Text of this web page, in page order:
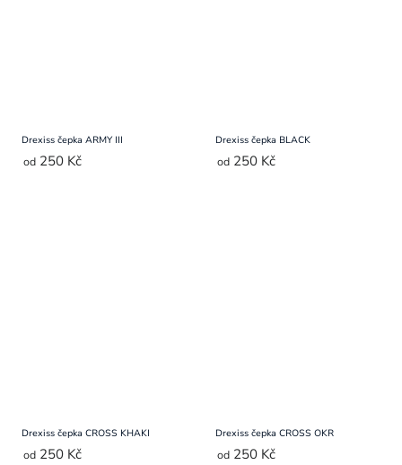
Drexiss čepka ARMY III
od 250 Kč
Drexiss čepka BLACK
od 250 Kč
Drexiss čepka CROSS KHAKI
od 250 Kč
Drexiss čepka CROSS OKR
od 250 Kč